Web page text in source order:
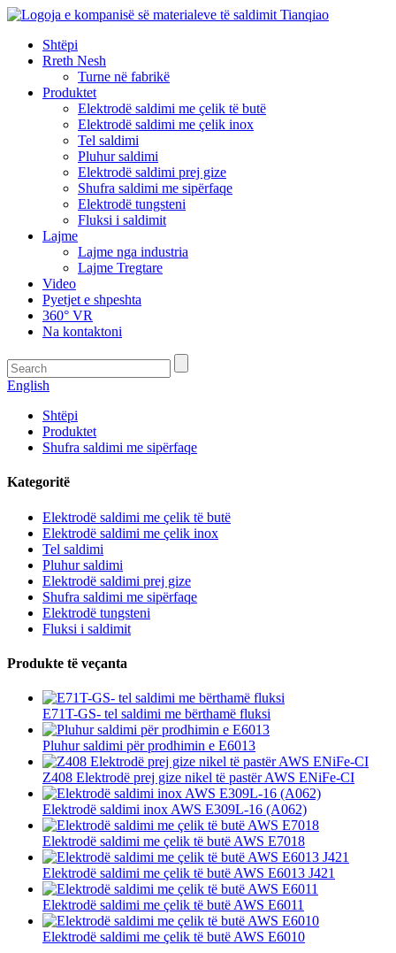
Shtëpi
Rreth Nesh
Turne në fabrikë
Produktet
Elektrodë saldimi me çelik të butë
Elektrodë saldimi me çelik inox
Tel saldimi
Pluhur saldimi
Elektrodë saldimi prej gize
Shufra saldimi me sipërfaqe
Elektrodë tungsteni
Fluksi i saldimit
Lajme
Lajme nga industria
Lajme Tregtare
Video
Pyetjet e shpeshta
360° VR
Na kontaktoni
English
Shtëpi
Produktet
Shufra saldimi me sipërfaqe
Kategoritë
Elektrodë saldimi me çelik të butë
Elektrodë saldimi me çelik inox
Tel saldimi
Pluhur saldimi
Elektrodë saldimi prej gize
Shufra saldimi me sipërfaqe
Elektrodë tungsteni
Fluksi i saldimit
Produkte të veçanta
E71T-GS- tel saldimi me bërthamë fluksi
Pluhur saldimi për prodhimin e E6013
Z408 Elektrodë prej gize nikel të pastër AWS ENiFe-CI
Elektrodë saldimi inox AWS E309L-16 (A062)
Elektrodë saldimi me çelik të butë AWS E7018
Elektrodë saldimi me çelik të butë AWS E6013 J421
Elektrodë saldimi me çelik të butë AWS E6011
Elektrodë saldimi me çelik të butë AWS E6010